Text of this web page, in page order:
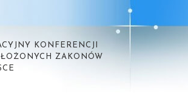
KONFERENCJI
ZAKONÓW